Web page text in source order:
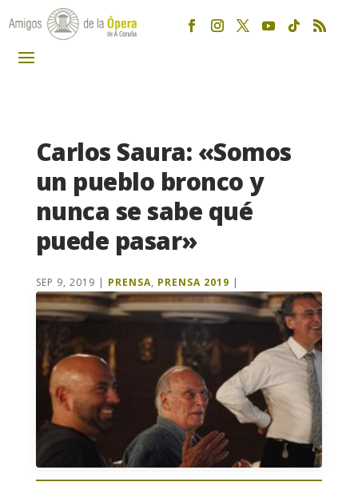
Carlos Saura: «Somos
un pueblo bronco y
nunca se sabe qué
puede pasar»
SEP 9, 2019 | PRENSA, PRENSA 2019 |